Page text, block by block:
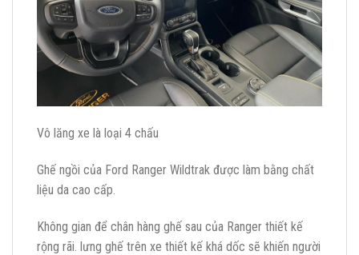
Vô lăng xe là loại 4 chấu
Ghế ngồi của Ford Ranger Wildtrak được làm bằng chất
liệu da cao cấp.
Không gian để chân hàng ghế sau của Ranger thiết kế
rộng rãi. lưng ghế trên xe thiết kế khá dốc sẽ khiến người